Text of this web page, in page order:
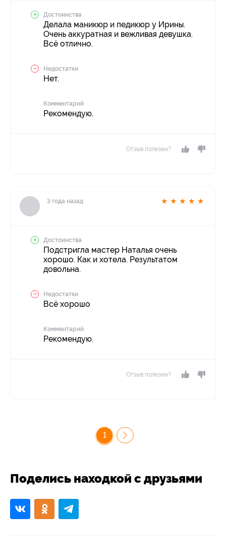
Достоинства
Делала маникюр и педикюр у Ирины.
Очень аккуратная и вежливая девушка.
Всё отлично.
Недостатки
Нет.
Комментарий
Рекомендую.
Отзыв полезен?
3 года назад ★ ★ ★ ★ ★
Достоинства
Подстригла мастер Наталья очень
хорошо. Как и хотела. Результатом
довольна.
Недостатки
Всё хорошо
Комментарий
Рекомендую.
Отзыв полезен?
1
Поделись находкой с друзьями